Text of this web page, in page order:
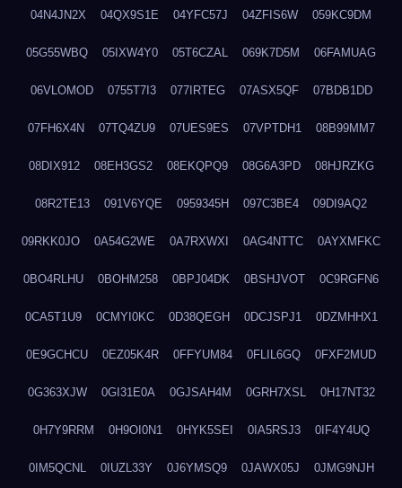
04N4JN2X 04QX9S1E 04YFC57J 04ZFIS6W 059KC9DM
05G55WBQ 05IXW4Y0 05T6CZAL 069K7D5M 06FAMUAG
06VLOMOD 0755T7I3 077IRTEG 07ASX5QF 07BDB1DD
07FH6X4N 07TQ4ZU9 07UES9ES 07VPTDH1 08B99MM7
08DIX912 08EH3GS2 08EKQPQ9 08G6A3PD 08HJRZKG
08R2TE13 091V6YQE 0959345H 097C3BE4 09DI9AQ2
09RKK0JO 0A54G2WE 0A7RXWXI 0AG4NTTC 0AYXMFKC
0BO4RLHU 0BOHM258 0BPJ04DK 0BSHJVOT 0C9RGFN6
0CA5T1U9 0CMYI0KC 0D38QEGH 0DCJSPJ1 0DZMHHX1
0E9GCHCU 0EZ05K4R 0FFYUM84 0FLIL6GQ 0FXF2MUD
0G363XJW 0GI31E0A 0GJSAH4M 0GRH7XSL 0H17NT32
0H7Y9RRM 0H9OI0N1 0HYK5SEI 0IA5RSJ3 0IF4Y4UQ
0IM5QCNL 0IUZL33Y 0J6YMSQ9 0JAWX05J 0JMG9NJH